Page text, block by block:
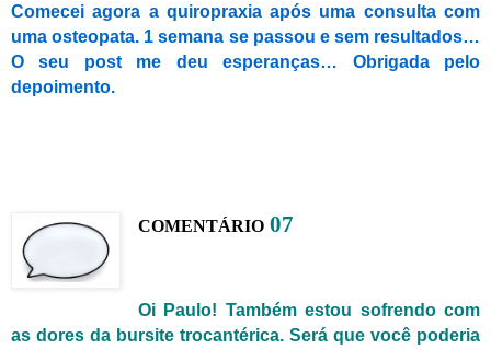
Comecei agora a quiropraxia após uma consulta com
uma osteopata. 1 semana se passou e sem resultados…
O seu post me deu esperanças… Obrigada pelo
depoimento.
COMENTÁRIO 07
Oi Paulo! Também estou sofrendo com
as dores da bursite trocantérica. Será que você poderia